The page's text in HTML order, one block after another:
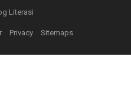
Literasi
Privacy Sitemaps